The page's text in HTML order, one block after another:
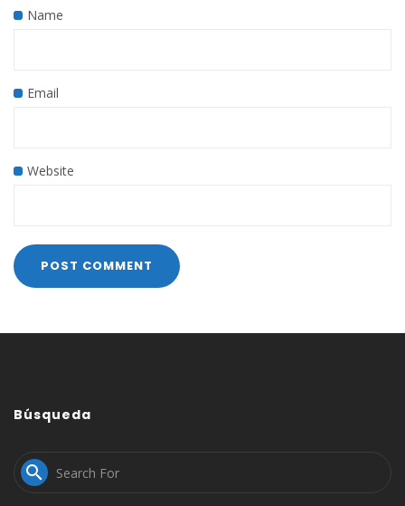
Name
Email
Website
Búsqueda
